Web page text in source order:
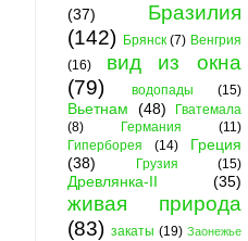
(37)
Бразилия
(142) Брянск (7) Венгрия
(16)
вид из окна
(79)
водопады (15)
Вьетнам (48)
Гватемала
(8)
Германия
(11)
Гиперборея
(14)
Греция
(38)
Грузия (15)
Древлянка-II (35)
живая природа
(83) закаты (19) Заонежье